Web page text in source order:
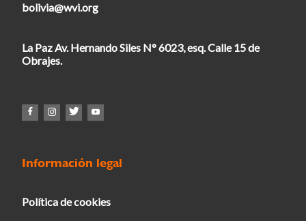
bolivia@wvi.org
La Paz Av. Hernando Siles N° 6023, esq. Calle 15 de
Obrajes.
Información legal
Política de cookies